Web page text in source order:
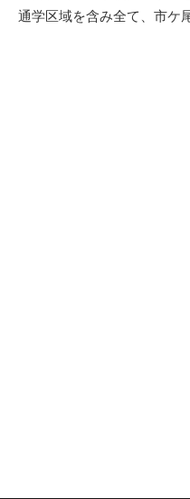
通学区域を含み全て、市ケ